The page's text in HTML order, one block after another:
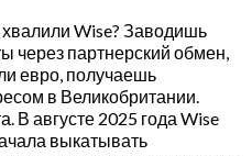
хвалили Wise? Заводишь
через партнерский обмен,
евро, получаешь
в Великобритании.
В августе 2025 года Wise
выкатывать